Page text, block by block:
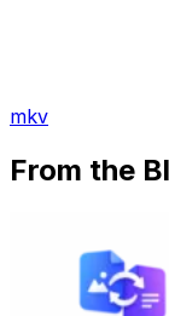
mkv
From the